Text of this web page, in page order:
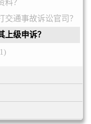
？
通事故诉讼官司？
级申诉？